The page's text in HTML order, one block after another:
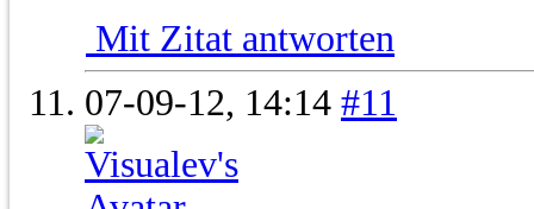
Mit Zitat antworten
07-09-12, 14:14 #11